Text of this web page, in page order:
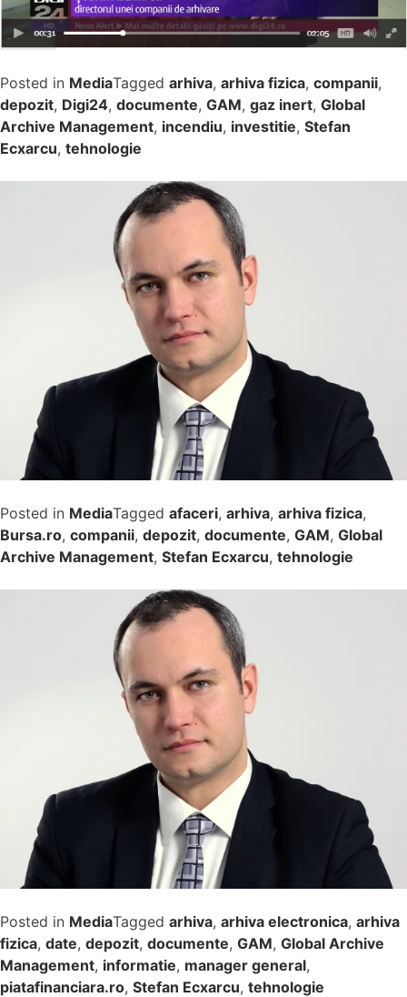
Posted in MediaTagged arhiva, arhiva fizica, companii,
depozit, Digi24, documente, GAM, gaz inert, Global
Archive Management, incendiu, investitie, Stefan
Ecxarcu, tehnologie
Posted in MediaTagged afaceri, arhiva, arhiva fizica,
Bursa.ro, companii, depozit, documente, GAM, Global
Archive Management, Stefan Ecxarcu, tehnologie
Posted in MediaTagged arhiva, arhiva electronica, arhiva
fizica, date, depozit, documente, GAM, Global Archive
Management, informatie, manager general,
piatafinanciara.ro, Stefan Ecxarcu, tehnologie